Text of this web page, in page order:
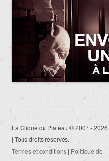
La Clique du Plateau © 2007 - 2026
| Tous droits réservés.
Termes et conditions | Politique de